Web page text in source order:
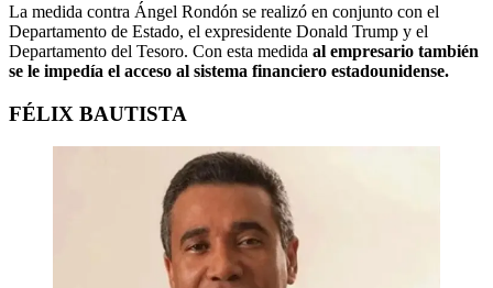
La medida contra Ángel Rondón se realizó en conjunto con el
Departamento de Estado, el expresidente Donald Trump y el
Departamento del Tesoro. Con esta medida al empresario también
se le impedía el acceso al sistema financiero estadounidense.
FÉLIX BAUTISTA